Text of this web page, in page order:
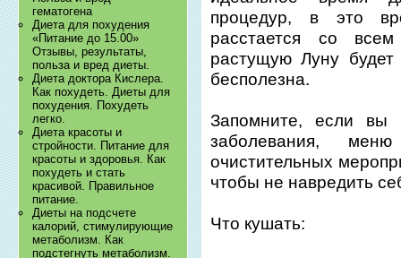
гематогена
Диета для похудения
«Питание до 15.00»
Отзывы, результаты,
польза и вред диеты.
Диета доктора Кислера.
Как похудеть. Диеты для
похудения. Похудеть
легко.
Диета красоты и
стройности. Питание для
красоты и здоровья. Как
похудеть и стать
красивой. Правильное
питание.
Диеты на подсчете
калорий, стимулирующие
метаболизм. Как
подстегнуть метаболизм.
процедур, в это
расстается со
растущую Луну
бесполезна.
Запомните, если вы
заболевания,
очистительных
чтобы не навредить
Что кушать: